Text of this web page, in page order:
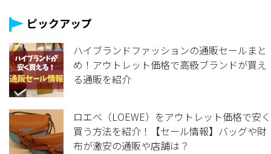
ピックアップ
ハイブランドファッションの通販セールまと
め！アウトレット価格で高級ブランドが買え
る通販を紹介
ロエベ（LOEWE）をアウトレット価格で安く
買う方法を紹介！【セール情報】バッグや財
布が激安の通販や店舗は？